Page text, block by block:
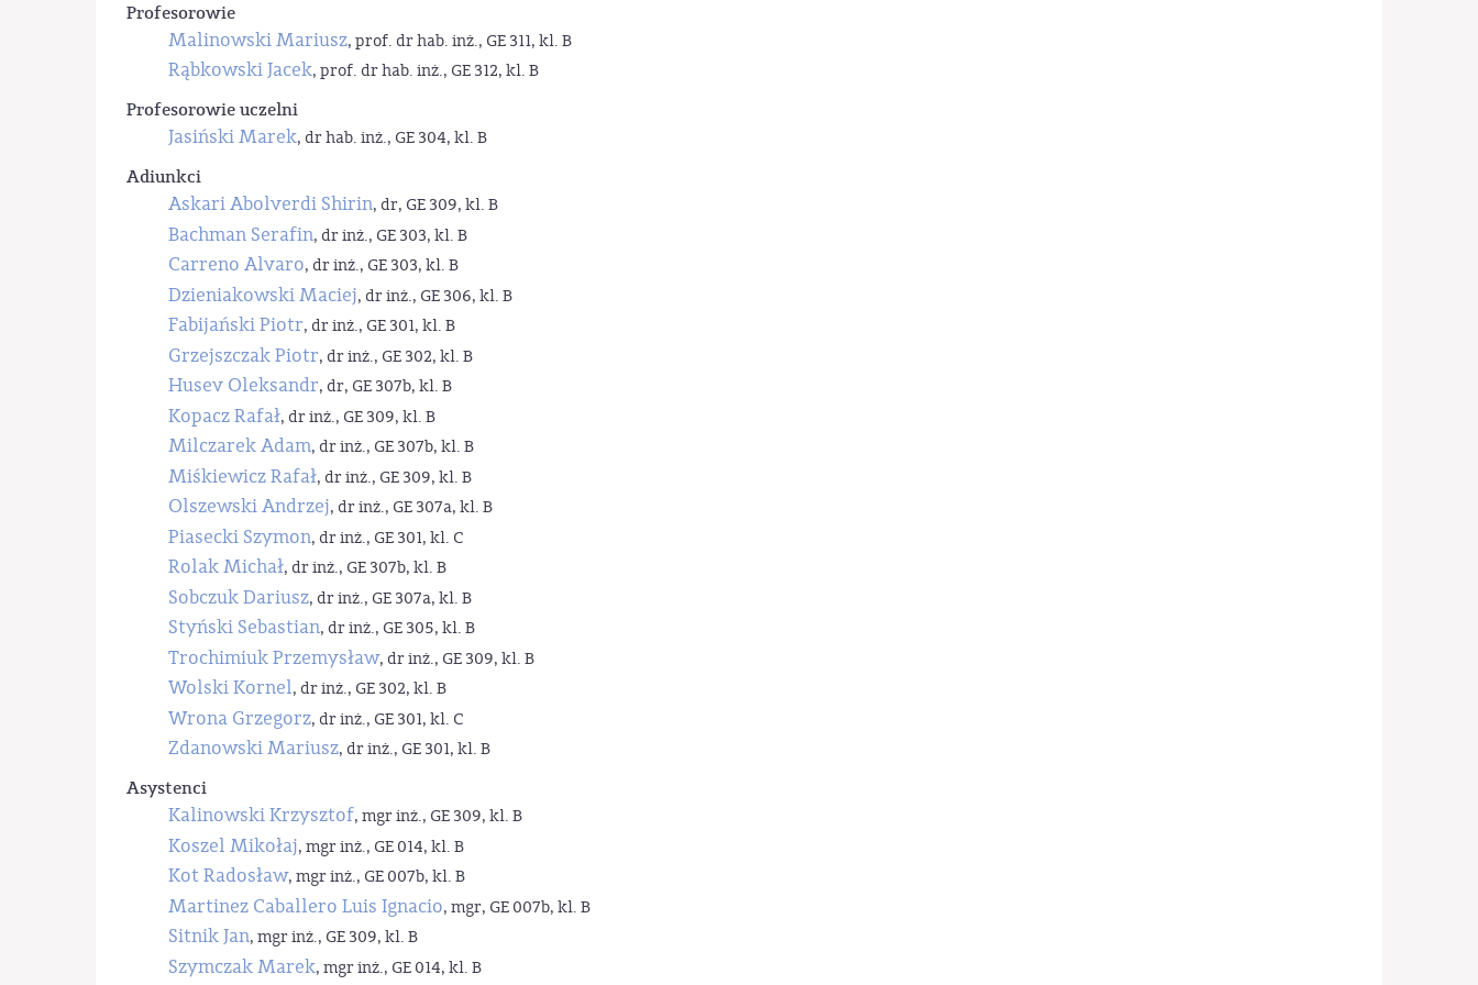
Profesorowie
Malinowski Mariusz, prof. dr hab. inż., GE 311, kl. B
Rąbkowski Jacek, prof. dr hab. inż., GE 312, kl. B
Profesorowie uczelni
Jasiński Marek, dr hab. inż., GE 304, kl. B
Adiunkci
Askari Abolverdi Shirin, dr, GE 309, kl. B
Bachman Serafin, dr inż., GE 303, kl. B
Carreno Alvaro, dr inż., GE 303, kl. B
Dzieniakowski Maciej, dr inż., GE 306, kl. B
Fabijański Piotr, dr inż., GE 301, kl. B
Grzejszczak Piotr, dr inż., GE 302, kl. B
Husev Oleksandr, dr, GE 307b, kl. B
Kopacz Rafał, dr inż., GE 309, kl. B
Milczarek Adam, dr inż., GE 307b, kl. B
Miśkiewicz Rafał, dr inż., GE 309, kl. B
Olszewski Andrzej, dr inż., GE 307a, kl. B
Piasecki Szymon, dr inż., GE 301, kl. C
Rolak Michał, dr inż., GE 307b, kl. B
Sobczuk Dariusz, dr inż., GE 307a, kl. B
Styński Sebastian, dr inż., GE 305, kl. B
Trochimiuk Przemysław, dr inż., GE 309, kl. B
Wolski Kornel, dr inż., GE 302, kl. B
Wrona Grzegorz, dr inż., GE 301, kl. C
Zdanowski Mariusz, dr inż., GE 301, kl. B
Asystenci
Kalinowski Krzysztof, mgr inż., GE 309, kl. B
Koszel Mikołaj, mgr inż., GE 014, kl. B
Kot Radosław, mgr inż., GE 007b, kl. B
Martinez Caballero Luis Ignacio, mgr, GE 007b, kl. B
Sitnik Jan, mgr inż., GE 309, kl. B
Szymczak Marek, mgr inż., GE 014, kl. B